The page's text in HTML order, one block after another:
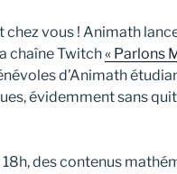
vous ! Animath
chaîne Twitch« Parlons
d’Animath
évidemment sans
18h, des contenus